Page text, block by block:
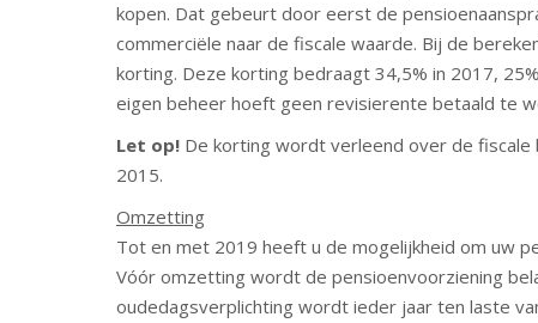
kopen. Dat gebeurt door eerst de
commerciële naar de fiscale waarde. Bij de
korting. Deze korting bedraagt 34,5% in 2017,
eigen beheer hoeft geen revisierente betaald te
Let op! De korting wordt verleend over de
2015.
Omzetting
Tot en met 2019 heeft u de mogelijkheid om uw
Vóór omzetting wordt de pensioenvoorziening
oudedagsverplichting wordt ieder jaar ten laste